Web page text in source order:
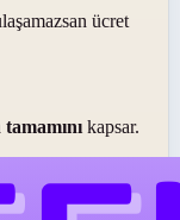
ücret
kapsar.